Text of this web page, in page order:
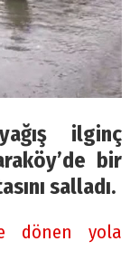
ilginç
bir
salladı.
dönen yola